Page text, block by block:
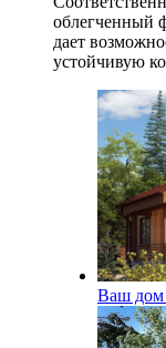
облегченный
дает
устойчивую
Ваш дом